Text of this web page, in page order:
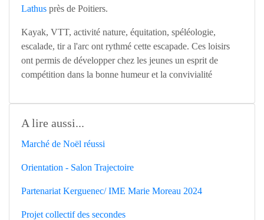
Lathus près de Poitiers.
Kayak, VTT, activité nature, équitation, spéléologie,
escalade, tir a l'arc ont rythmé cette escapade. Ces loisirs
ont permis de développer chez les jeunes un esprit de
compétition dans la bonne humeur et la convivialité
A lire aussi...
Marché de Noël réussi
Orientation - Salon Trajectoire
Partenariat Kerguenec/ IME Marie Moreau 2024
Projet collectif des secondes